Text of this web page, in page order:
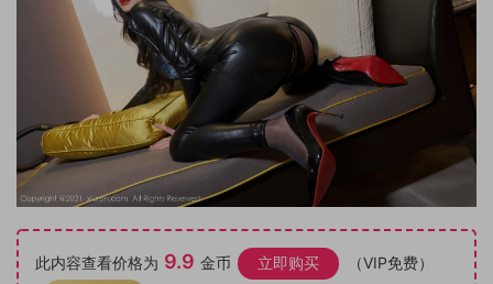
此内容查看价格为 9.9 金币 立即购买
（VIP免费）